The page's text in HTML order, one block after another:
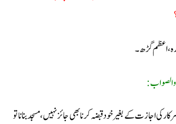
اعظم گڑھ۔
والصواب:
کی اجازت کے بغیر خود قبضہ کرنا بھی جائز نہیں، مسجد بنانا تو